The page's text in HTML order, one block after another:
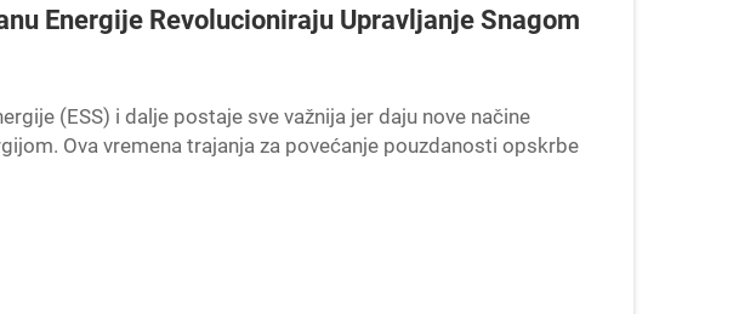
Energije Revolucioniraju Upravljanje Snagom
(ESS) i dalje postaje sve važnija jer daju nove načine
Ova vremena trajanja za povećanje pouzdanosti opskrbe
inicijativa za održivost znače...